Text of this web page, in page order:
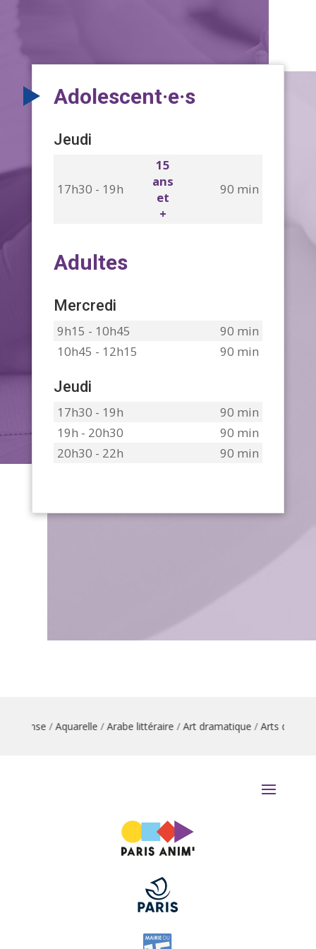
Adolescent·e·s
Jeudi
17h30 - 19h
15
ans
et
+
90 min
Adultes
Mercredi
9h15 - 10h45
90 min
10h45 - 12h15
90 min
Jeudi
17h30 - 19h
90 min
19h - 20h30
90 min
20h30 - 22h
90 min
danse/ Aquarelle/ Arabe littéraire/ Art dramatique/ Arts du cirque